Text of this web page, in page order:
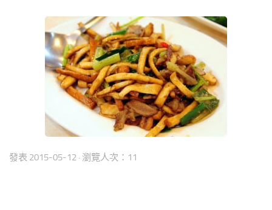
發表 2015-05-12 · 瀏覽人次：11